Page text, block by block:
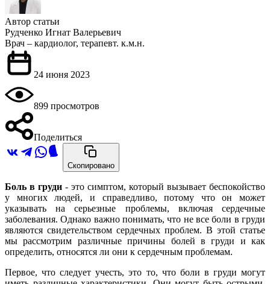
Автор статьи
Рудченко Игнат Валерьевич
Врач – кардиолог, терапевт. к.м.н.
24 июня 2023
899 просмотров
Поделиться
Скопировано
Боль в груди - это симптом, который вызывает беспокойство
у многих людей, и справедливо, потому что он может
указывать на серьезные проблемы, включая сердечные
заболевания. Однако важно понимать, что не все боли в груди
являются свидетельством сердечных проблем. В этой статье
мы рассмотрим различные причины болей в груди и как
определить, относятся ли они к сердечным проблемам.
Первое, что следует учесть, это то, что боли в груди могут